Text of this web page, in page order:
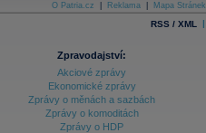
O Patria.cz Reklama Mapa Stránek
RSS / XML |
Zpravodajství:
Akciové zprávy
Ekonomické zprávy
Zprávy o měnách a sazbách
Zprávy o komoditách
Zprávy o HDP